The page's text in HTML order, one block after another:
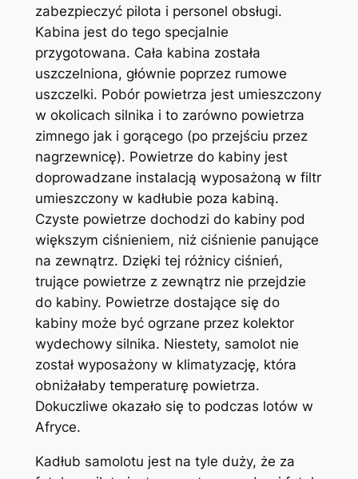
zabezpieczyć pilota i personel obsługi.
Kabina jest do tego specjalnie
przygotowana. Cała kabina została
uszczelniona, głównie poprzez rumowe
uszczelki. Pobór powietrza jest umieszczony
w okolicach silnika i to zarówno powietrza
zimnego jak i gorącego (po przejściu przez
nagrzewnicę). Powietrze do kabiny jest
doprowadzane instalacją wyposażoną w filtr
umieszczony w kadłubie poza kabiną.
Czyste powietrze dochodzi do kabiny pod
większym ciśnieniem, niż ciśnienie panujące
na zewnątrz. Dzięki tej różnicy ciśnień,
trujące powietrze z zewnątrz nie przejdzie
do kabiny. Powietrze dostające się do
kabiny może być ogrzane przez kolektor
wydechowy silnika. Niestety, samolot nie
został wyposażony w klimatyzację, która
obniżałaby temperaturę powietrza.
Dokuczliwe okazało się to podczas lotów w
Afryce.
Kadłub samolotu jest na tyle duży, że za